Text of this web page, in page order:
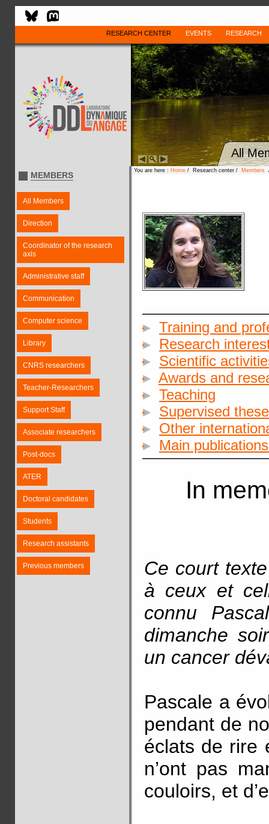
RESEARCH CENTER EVENTS RESEARCH
All
MEMBERS
All Members
Direction
Coordinator of the research
axis
Administrative staff
Communication
Computer science
Library
CNRS researchers
Teacher-Researchers
Support Staff
Associate researchers
Post-docs
ATER
Doctoral candidates
Students
Research assistants
Previous members
You are here : Home / Research center / Members
Training and
Research
Scientific
Awards and
Teaching
Supervised
Other
Main
In
Ce court
à ceux et
connu
dimanche
un cancer
Pascale a
pendant de
éclats de rire
n’ont pas
couloirs, et